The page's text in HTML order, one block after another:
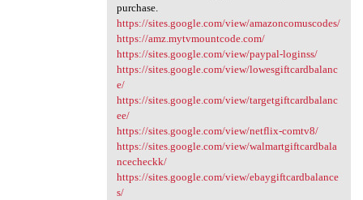
purchase.
https://sites.google.com/view/amazoncomuscodes/
https://amz.mytvmountcode.com/
https://sites.google.com/view/paypal-loginss/
https://sites.google.com/view/lowesgiftcardbalanc
e/
https://sites.google.com/view/targetgiftcardbalanc
ee/
https://sites.google.com/view/netflix-comtv8/
https://sites.google.com/view/walmartgiftcardbala
ncecheckk/
https://sites.google.com/view/ebaygiftcardbalance
s/